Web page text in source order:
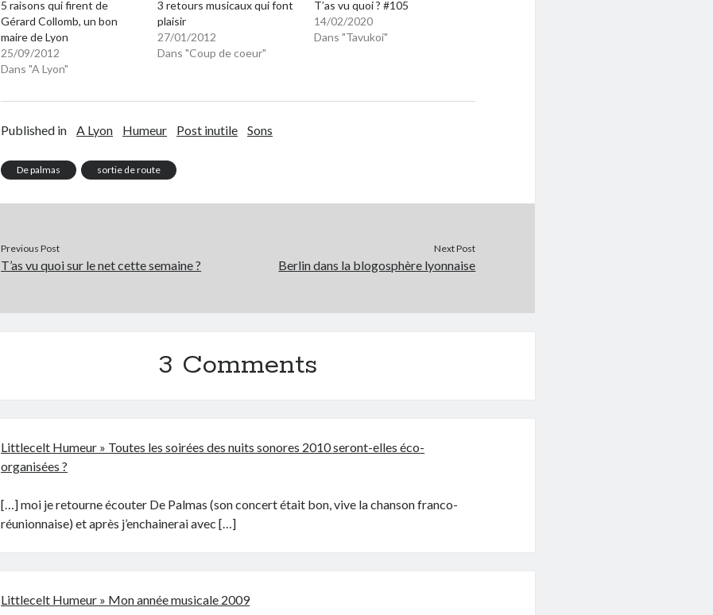
5 raisons qui firent de
Gérard Collomb, un bon
maire de Lyon
25/09/2012
Dans "A Lyon"
3 retours musicaux qui font
plaisir
27/01/2012
Dans "Coup de coeur"
T’as vu quoi ? #105
14/02/2020
Dans "Tavukoi"
Published in A Lyon Humeur Post inutile Sons
De palmas sortie de route
Previous Post
T’as vu quoi sur le net cette semaine ?
Next Post
Berlin dans la blogosphère lyonnaise
3 Comments
Littlecelt Humeur » Toutes les soirées des nuits sonores 2010 seront-elles éco-
organisées ?
[…] moi je retourne écouter De Palmas (son concert était bon, vive la chanson franco-
réunionnaise) et après j’enchainerai avec […]
Littlecelt Humeur » Mon année musicale 2009